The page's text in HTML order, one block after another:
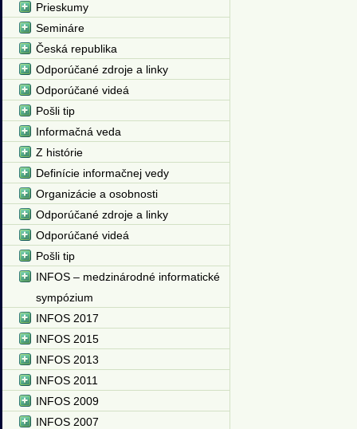
Prieskumy
Semináre
Česká republika
Odporúčané zdroje a linky
Odporúčané videá
Pošli tip
Informačná veda
Z histórie
Definície informačnej vedy
Organizácie a osobnosti
Odporúčané zdroje a linky
Odporúčané videá
Pošli tip
INFOS – medzinárodné informatické
sympózium
INFOS 2017
INFOS 2015
INFOS 2013
INFOS 2011
INFOS 2009
INFOS 2007